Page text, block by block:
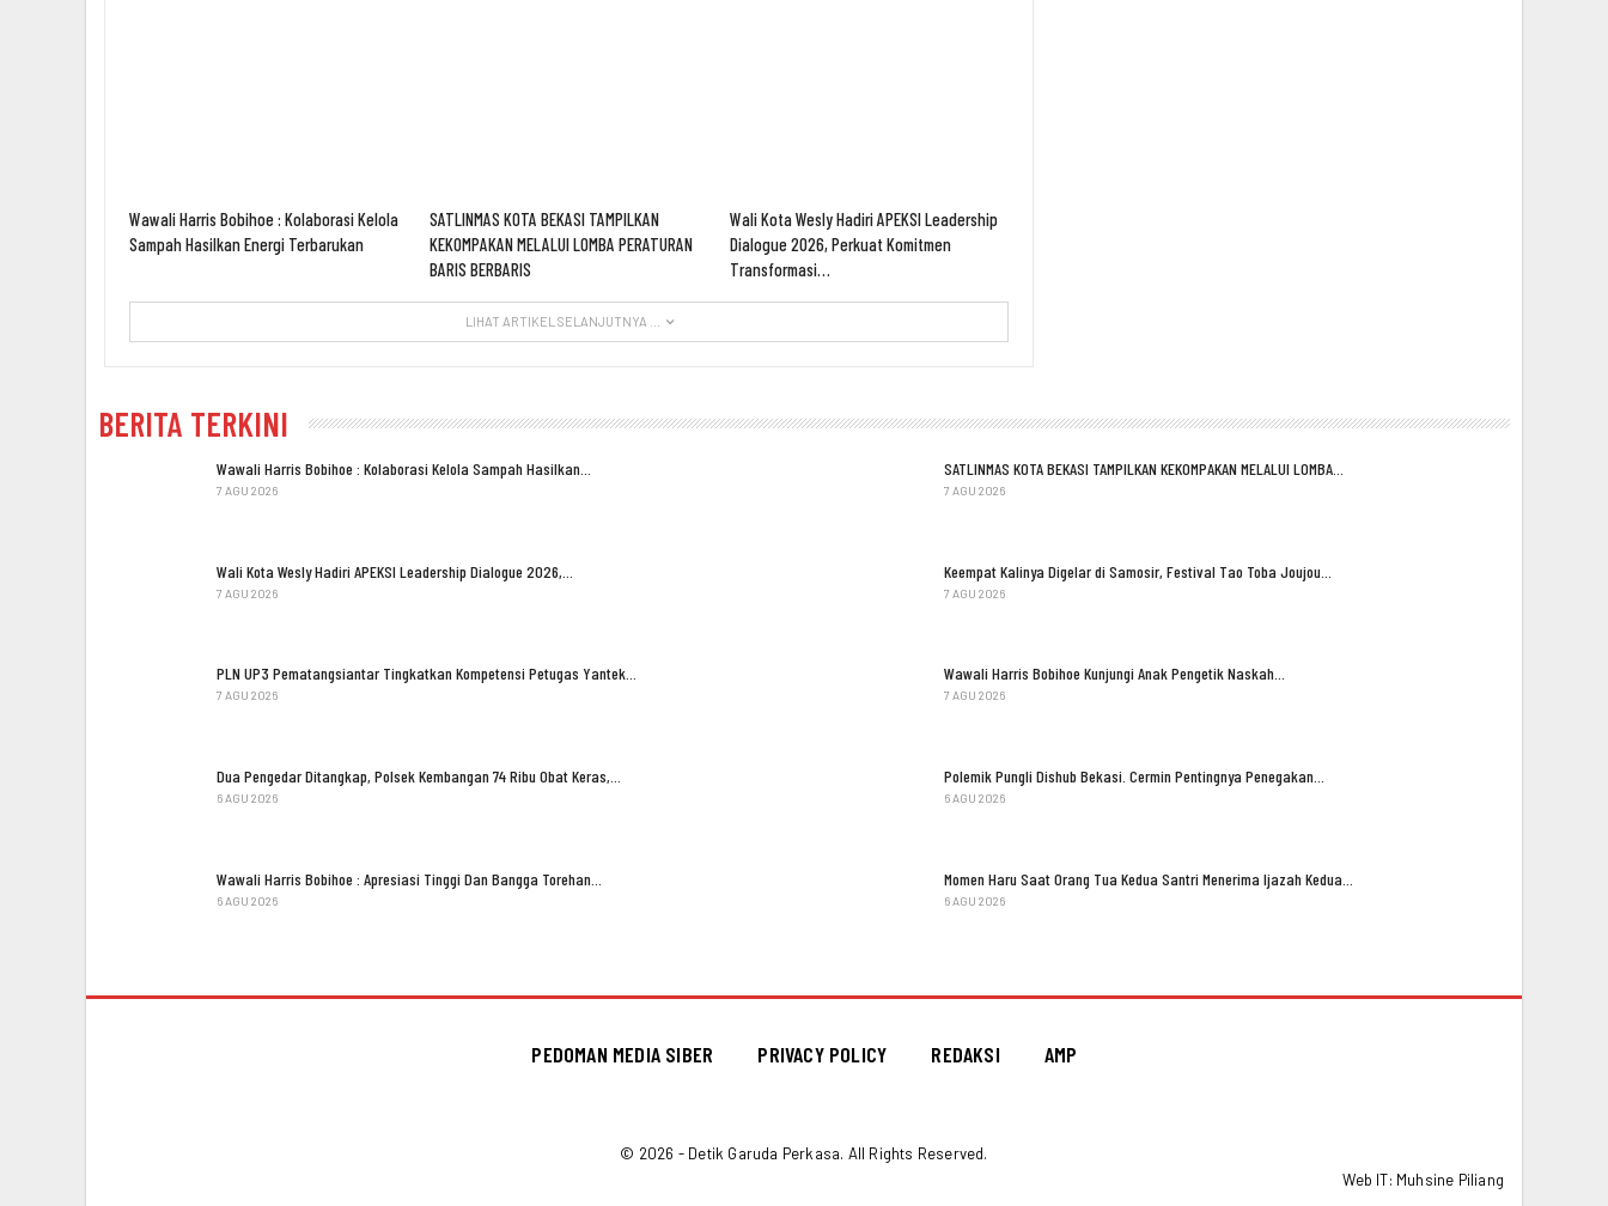
Wawali Harris Bobihoe : Kolaborasi Kelola
Sampah Hasilkan Energi Terbarukan
SATLINMAS KOTA BEKASI TAMPILKAN
KEKOMPAKAN MELALUI LOMBA PERATURAN
BARIS BERBARIS
Wali Kota Wesly Hadiri APEKSI Leadership
Dialogue 2026, Perkuat Komitmen
Transformasi…
LIHAT ARTIKEL SELANJUTNYA ...
BERITA TERKINI
Wawali Harris Bobihoe : Kolaborasi Kelola Sampah Hasilkan…
7 AGU 2026
SATLINMAS KOTA BEKASI TAMPILKAN KEKOMPAKAN MELALUI LOMBA…
7 AGU 2026
Wali Kota Wesly Hadiri APEKSI Leadership Dialogue 2026,…
7 AGU 2026
Keempat Kalinya Digelar di Samosir, Festival Tao Toba Joujou…
7 AGU 2026
PLN UP3 Pematangsiantar Tingkatkan Kompetensi Petugas Yantek…
7 AGU 2026
Wawali Harris Bobihoe Kunjungi Anak Pengetik Naskah…
7 AGU 2026
Dua Pengedar Ditangkap, Polsek Kembangan 74 Ribu Obat Keras,…
6 AGU 2026
Polemik Pungli Dishub Bekasi. Cermin Pentingnya Penegakan…
6 AGU 2026
Wawali Harris Bobihoe : Apresiasi Tinggi Dan Bangga Torehan…
6 AGU 2026
Momen Haru Saat Orang Tua Kedua Santri Menerima Ijazah Kedua…
6 AGU 2026
PEDOMAN MEDIA SIBER PRIVACY POLICY REDAKSI AMP
© 2026 - Detik Garuda Perkasa. All Rights Reserved.
Web IT: Muhsine Piliang